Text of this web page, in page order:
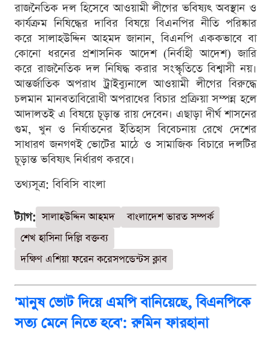
রাজনৈতিক দল হিসেবে আওয়ামী লীগের ভবিষ্যৎ অবস্থান ও
কার্যক্রম নিষিদ্ধের দাবির বিষয়ে বিএনপির নীতি পরিষ্কার
করে সালাহউদ্দিন আহমদ জানান, বিএনপি এককভাবে বা
কোনো ধরনের প্রশাসনিক আদেশ (নির্বাহী আদেশ) জারি
করে রাজনৈতিক দল নিষিদ্ধ করার সংস্কৃতিতে বিশ্বাসী নয়।
আন্তর্জাতিক অপরাধ ট্রাইব্যুনালে আওয়ামী লীগের বিরুদ্ধে
চলমান মানবতাবিরোধী অপরাধের বিচার প্রক্রিয়া সম্পন্ন হলে
আদালতই এ বিষয়ে চূড়ান্ত রায় দেবেন। এছাড়া দীর্ঘ শাসনের
গুম, খুন ও নির্যাতনের ইতিহাস বিবেচনায় রেখে দেশের
সাধারণ জনগণই ভোটের মাঠে ও সামাজিক বিচারে দলটির
চূড়ান্ত ভবিষ্যৎ নির্ধারণ করবে।
তথ্যসূত্র: বিবিসি বাংলা
ট্যাগ: সালাহউদ্দিন আহমদ
বাংলাদেশ ভারত সম্পর্ক
শেখ হাসিনা দিল্লি বক্তব্য
দক্ষিণ এশিয়া ফরেন করেসপন্ডেন্টস ক্লাব
'মানুষ ভোট দিয়ে এমপি বানিয়েছে, বিএনপিকে
সত্য মেনে নিতে হবে': রুমিন ফারহানা